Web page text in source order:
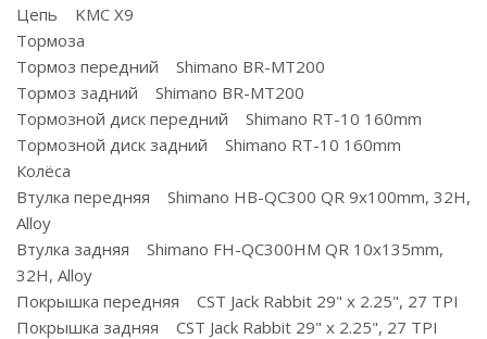
Цепь KMC X9
Тормоза
Тормоз передний Shimano BR-MT200
Тормоз задний Shimano BR-MT200
Тормозной диск передний Shimano RT-10 160mm
Тормозной диск задний Shimano RT-10 160mm
Колёса
Втулка передняя Shimano HB-QC300 QR 9х100mm, 32H,
Alloy
Втулка задняя Shimano FH-QC300HM QR 10х135mm,
32H, Alloy
Покрышка передняя CST Jack Rabbit 29" x 2.25", 27 TPI
Покрышка задняя CST Jack Rabbit 29" x 2.25", 27 TPI